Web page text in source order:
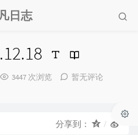
日志
3447 次浏览
暂无评论
分享到：